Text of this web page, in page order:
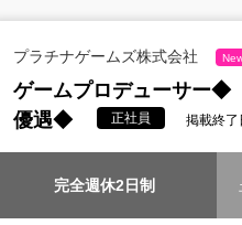
プラチナゲームズ株式会社
ゲームプロデューサー◆
優遇◆
正社員 掲載終
完全週休2日制